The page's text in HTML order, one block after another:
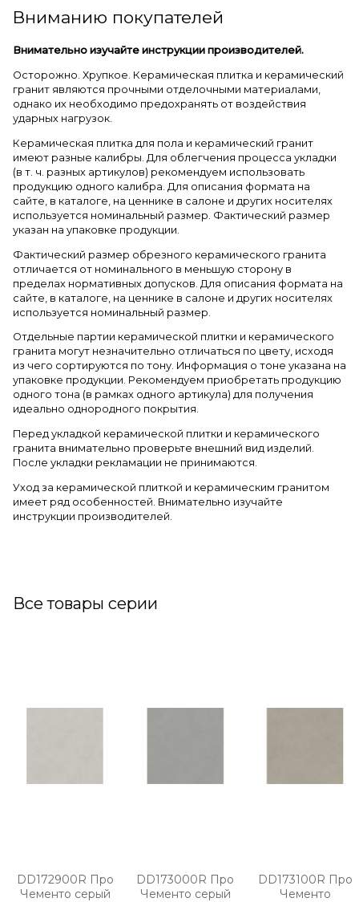
Вниманию покупателей
Внимательно изучайте инструкции производителей.
Осторожно. Хрупкое. Керамическая плитка и керамический
гранит являются прочными отделочными материалами,
однако их необходимо предохранять от воздействия
ударных нагрузок.
Керамическая плитка для пола и керамический гранит
имеют разные калибры. Для облегчения процесса укладки
(в т. ч. разных артикулов) рекомендуем использовать
продукцию одного калибра. Для описания формата на
сайте, в каталоге, на ценнике в салоне и других носителях
используется номинальный размер. Фактический размер
указан на упаковке продукции.
Фактический размер обрезного керамического гранита
отличается от номинального в меньшую сторону в
пределах нормативных допусков. Для описания формата на
сайте, в каталоге, на ценнике в салоне и других носителях
используется номинальный размер.
Отдельные партии керамической плитки и керамического
гранита могут незначительно отличаться по цвету, исходя
из чего сортируются по тону. Информация о тоне указана на
упаковке продукции. Рекомендуем приобретать продукцию
одного тона (в рамках одного артикула) для получения
идеально однородного покрытия.
Перед укладкой керамической плитки и керамического
гранита внимательно проверьте внешний вид изделий.
После укладки рекламации не принимаются.
Уход за керамической плиткой и керамическим гранитом
имеет ряд особенностей. Внимательно изучайте
инструкции производителей.
Все товары серии
DD172900R Про
Чементо серый
DD173000R Про
Чементо серый
DD173100R Про
Чементо